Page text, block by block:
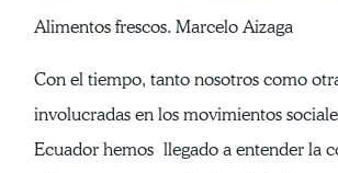
Alimentos frescos. Marcelo Aizaga
Con el tiempo, tanto nosotros como
involucradas en los movimientos
Ecuador hemos llegado a entender la